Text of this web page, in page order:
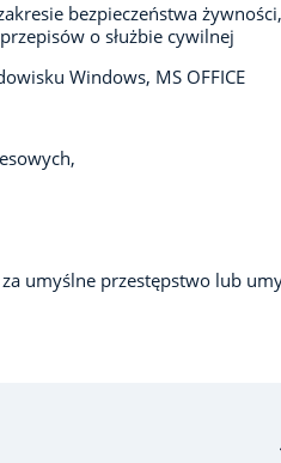
bezpieczeństwa żywności,
o służbie cywilnej
Windows, MS OFFICE
umyślne przestępstwo lub